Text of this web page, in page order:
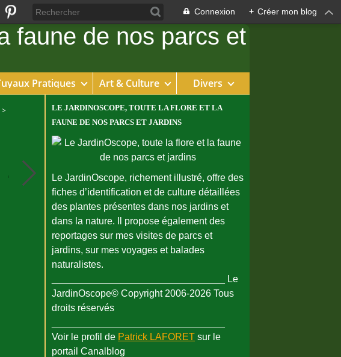
Connexion + Créer mon blog
Pratiques Art & Culture Divers
>
LE JARDINOSCOPE, TOUTE LA FLORE ET LA
FAUNE DE NOS PARCS ET JARDINS
Le JardinOscope, richement illustré, offre des
fiches d’identification et de culture détaillées
des plantes présentes dans nos jardins et
dans la nature. Il propose également des
reportages sur mes visites de parcs et
jardins, sur mes voyages et balades
naturalistes.
________________________________ Le
JardinOscope© Copyright 2006-2026 Tous
droits réservés
Voir le profil de Patrick LAFORET sur le
portail Canalblog